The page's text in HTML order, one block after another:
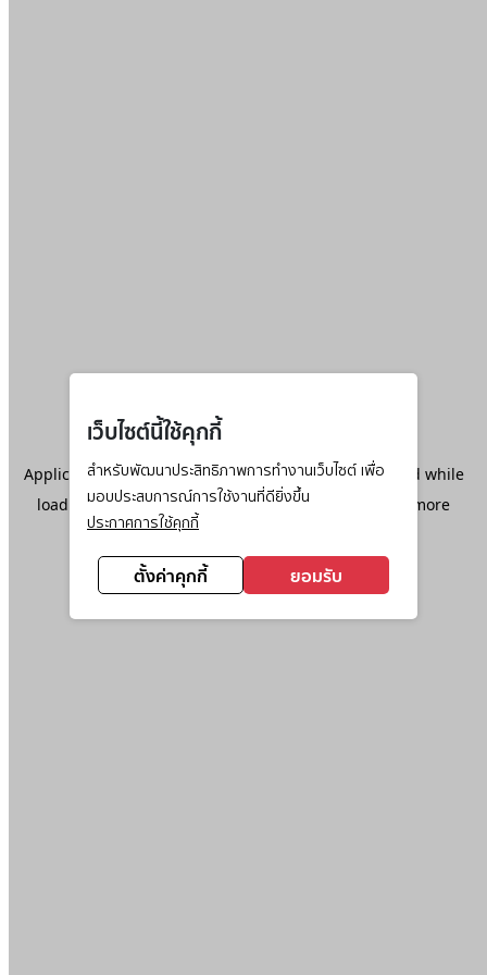
เว็บไซต์นี้ใช้คุกกี้
สำหรับพัฒนาประสิทธิภาพการทำงานเว็บไซต์ เพื่อ
มอบประสบการณ์การใช้งานที่ดียิ่งขึ้น
ประกาศการใช้คุกกี้
ตั้งค่าคุกกี้ ยอมรับ
Application error: aclient-side exception has occurred while
loadingwww.ktc.co.th(see the browser console
for more
information).